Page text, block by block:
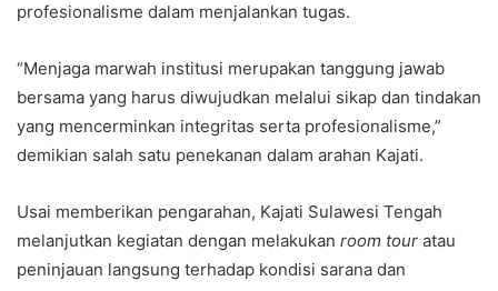
profesionalisme dalam menjalankan tugas.
“Menjaga marwah institusi merupakan tanggung jawab
bersama yang harus diwujudkan melalui sikap dan tindakan
yang mencerminkan integritas serta profesionalisme,”
demikian salah satu penekanan dalam arahan Kajati.
Usai memberikan pengarahan, Kajati Sulawesi Tengah
melanjutkan kegiatan dengan melakukan room tour atau
peninjauan langsung terhadap kondisi sarana dan